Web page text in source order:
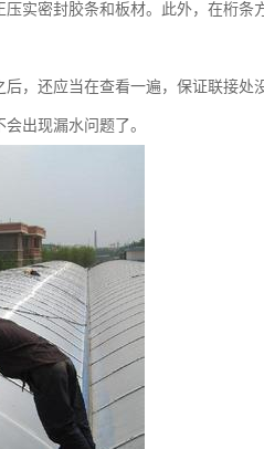
实密封胶条和板材。此外，在桁条
，还应当在查看一遍，保证联接处
出现漏水问题了。